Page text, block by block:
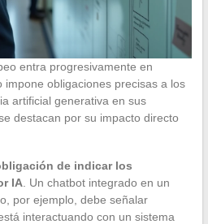
entra progresivamente en
impone obligaciones precisas a los
artificial generativa en sus
destacan por su impacto directo
de indicar los
IA. Un chatbot integrado en un
por ejemplo, debe señalar
interactuando con un sistema